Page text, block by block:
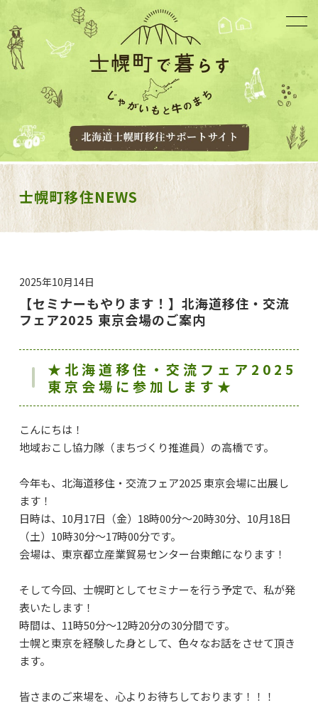
士幌町移住NEWS
2025年10月14日
【セミナーもやります！】北海道移住・交流
フェア2025 東京会場のご案内
★北海道移住・交流フェア2025
東京会場に参加します★
こんにちは！
地域おこし協力隊（まちづくり推進員）の高橋です。
今年も、北海道移住・交流フェア2025 東京会場に出展し
ます！
日時は、10月17日（金）18時00分～20時30分、10月18日
（土）10時30分～17時00分です。
会場は、東京都立産業貿易センター台東館になります！
そして今回、士幌町としてセミナーを行う予定で、私が発
表いたします！
時間は、11時50分～12時20分の30分間です。
士幌と東京を経験した身として、色々なお話をさせて頂き
ます。
皆さまのご来場を、心よりお待ちしております！！！